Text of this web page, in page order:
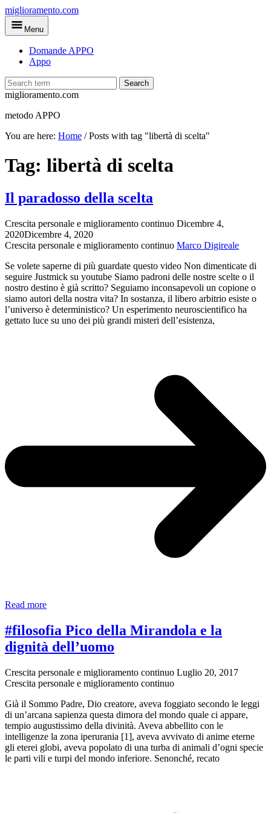
Skip
to
main
miglioramento.com
Menu
Domande APPO
Appo
Search
miglioramento.com
metodo APPO
You are here: Home /Posts with tag "libertà di scelta"
Tag: libertà di scelta
Il paradosso della scelta
Crescita personale e miglioramento continuo Dicembre 4,
2020Dicembre 4, 2020
Crescita personale e miglioramento continuo Marco Digireale
Se volete saperne di più guardate questo video Non dimenticate di
seguire Justmick su youtube Siamo padroni delle nostre scelte o il
nostro destino è già scritto? Seguiamo inconsapevoli un copione o
siamo autori della nostra vita? In sostanza, il libero arbitrio esiste o
l’universo è deterministico? Un esperimento neuroscientifico ha
gettato luce su uno dei più grandi misteri dell’esistenza,
Read moreIl
della
scelta
#filosofia Pico della Mirandola e la
dignità dell’uomo
Crescita personale e miglioramento continuo Luglio 20, 2017
Crescita personale e miglioramento continuo
Già il Sommo Padre, Dio creatore, aveva foggiato secondo le leggi
di un’arcana sapienza questa dimora del mondo quale ci appare,
tempio augustissimo della divinità. Aveva abbellito con le
intelligenze la zona iperurania [1], aveva avvivato di anime eterne
gli eterei globi, aveva popolato di una turba di animali d’ogni specie
le parti vili e turpi del mondo inferiore. Senonché, recato